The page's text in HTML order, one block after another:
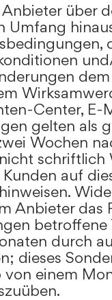
über
Umfang
Center, E-
gelten als
Wochen
schriftlich
auf
Anbieter das
betroffene
durch
dieses
von einem